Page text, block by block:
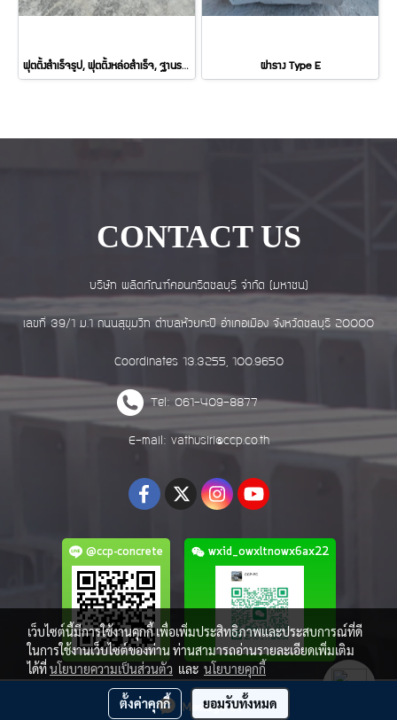
Message Us
ฟุตติ้งสำเร็จรูป, ฟุตติ้งหล่อสำเร็จ, ฐานรากสำเร็จรูป ฝาราง Type E
CONTACT US
บริษัท ผลิตภัณฑ์คอนกรีตชลบุรี จำกัด (มหาชน)
เลขที่ 39/1 ม.1 ถนนสุขุมวิท ตำบลห้วยกะปิ อำเภอเมือง จังหวัดชลบุรี 20000
Coordinates 13.3255, 100.9650
Tel: 061-409-8877
E-mail: vathusiri@ccp.co.th
@ccp-concrete wxid_owxltnowx6ax22
Copy right by ccp.co.th
เว็บไซต์นี้มีการใช้งานคุกกี้ เพื่อเพิ่มประสิทธิภาพและประสบการณ์ที่ดี
ในการใช้งานเว็บไซต์ของท่าน ท่านสามารถอ่านรายละเอียดเพิ่มเติม
ได้ที่นโยบายความเป็นส่วนตัว และ นโยบายคุกกี้
ตั้งค่าคุกกี้ ยอมรับทั้งหมด